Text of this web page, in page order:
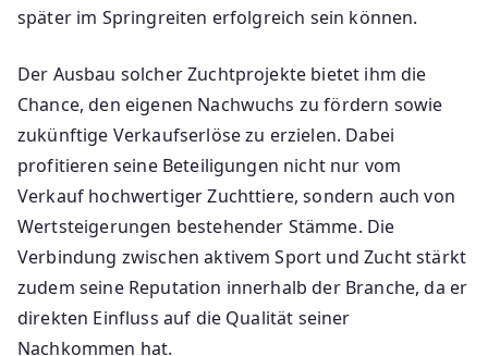
später im Springreiten erfolgreich sein können.
Der Ausbau solcher Zuchtprojekte bietet ihm die
Chance, den eigenen Nachwuchs zu fördern sowie
zukünftige Verkaufserlöse zu erzielen. Dabei
profitieren seine Beteiligungen nicht nur vom
Verkauf hochwertiger Zuchttiere, sondern auch von
Wertsteigerungen bestehender Stämme. Die
Verbindung zwischen aktivem Sport und Zucht stärkt
zudem seine Reputation innerhalb der Branche, da er
direkten Einfluss auf die Qualität seiner
Nachkommen hat.